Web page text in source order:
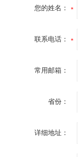
您的姓名：
联系电话：
常用邮箱：
省份：
详细地址：